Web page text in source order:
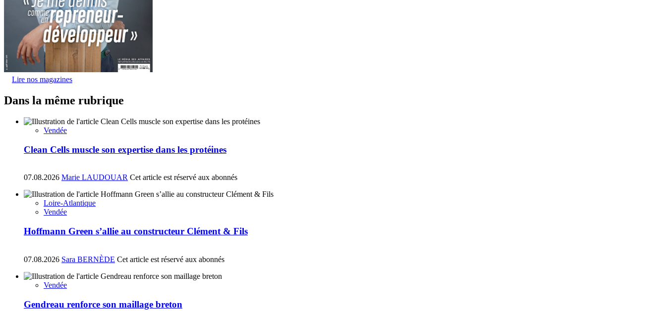
Lire nos magazines
Dans la même rubrique
Vendée
Clean Cells muscle son expertise dans les protéines
07.08.2026 Marie LAUDOUAR Cet article est réservé aux abonnés
Loire-Atlantique
Vendée
Hoffmann Green s’allie au constructeur Clément & Fils
07.08.2026 Sara BERNÈDE Cet article est réservé aux abonnés
Vendée
Gendreau renforce son maillage breton